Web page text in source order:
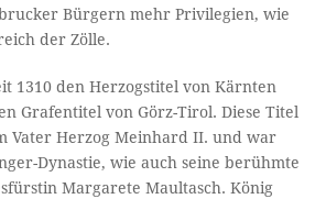
Bürgern mehr Privilegien, wie
der Zölle.
1310 den Herzogstitel von Kärnten
Grafentitel von Görz-Tirol. Diese Titel
Vater Herzog Meinhard II. und war
Dynastie, wie auch seine berühmte
Margarete Maultasch. König